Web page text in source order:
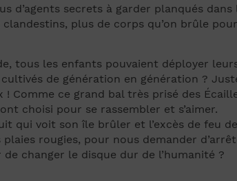
d’agents secrets à garder planqués
plus de corps qu’on brûle
tous les enfants pouvaient déployer
de génération en génération ?
Comme ce grand bal très prisé des
choisi pour se rassembler et s’aimer.
qui voit son île brûler et l’excès de feu
rougies, pour nous demander
changer le disque dur de l’humanité ?